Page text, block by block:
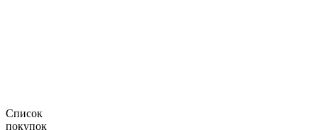
Список
покупок